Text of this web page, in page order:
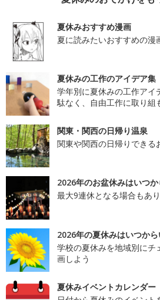
夏休みおすすめ漫画
夏に読みたいおすすめの漫
夏休みの工作のアイデア集
学年別に夏休みの工作アイ
駄なく、自由工作に取り組
関東・関西の日帰り温泉
関東や関西の日帰りできる
2026年のお盆休みはいつか
最大9連休となる場合もあり
2026年の夏休みはいつから
学校の夏休みを地域別にチ
画しよう
夏休みイベントカレンダー